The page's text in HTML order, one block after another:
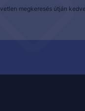
megkeresés útján